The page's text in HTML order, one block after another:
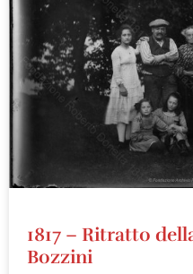
1817 – Ritratto
Bozzini